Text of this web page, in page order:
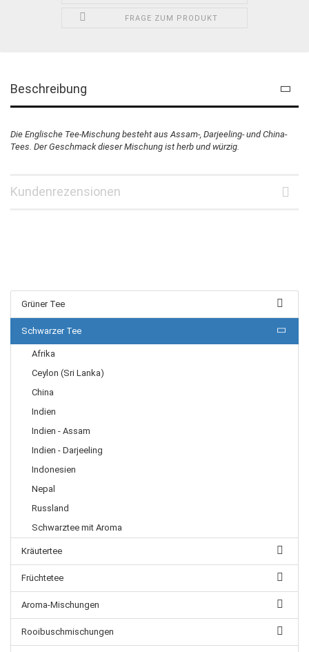
FRAGE ZUM PRODUKT
Beschreibung
Die Englische Tee-Mischung besteht aus Assam-, Darjeeling- und China-
Tees. Der Geschmack dieser Mischung ist herb und würzig.
Kundenrezensionen
Grüner Tee
Schwarzer Tee
Afrika
Ceylon (Sri Lanka)
China
Indien
Indien - Assam
Indien - Darjeeling
Indonesien
Nepal
Russland
Schwarztee mit Aroma
Kräutertee
Früchtetee
Aroma-Mischungen
Rooibuschmischungen